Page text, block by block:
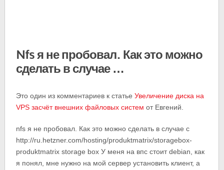
Nfs я не пробовал. Как это можно
сделать в случае …
Это один из комментариев к статье Увеличение диска на
VPS засчёт внешних файловых систем от Евгений.
nfs я не пробовал. Как это можно сделать в случае с
http://ru.hetzner.com/hosting/produktmatrix/storagebox-
produktmatrix storage box У меня на впс стоит debian, как
я понял, мне нужно на мой сервер установить клиент, а